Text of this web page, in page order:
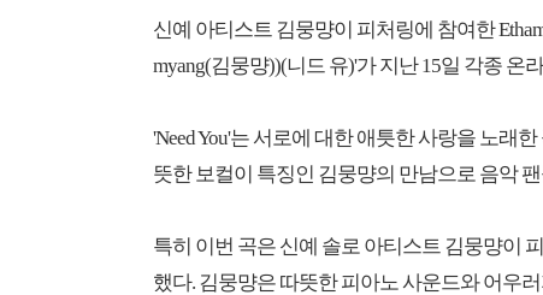
신예 아티스트 김뭉먕이 피처링에 참여한
myang(김뭉먕))(니드 유)'가 지난 15일 각종 온
'Need You'는 서로에 대한 애틋한 사랑을 노래
뜻한 보컬이 특징인 김뭉먕의 만남으로 음악
특히 이번 곡은 신예 솔로 아티스트 김뭉먕이
했다. 김뭉먕은 따뜻한 피아노 사운드와 어우